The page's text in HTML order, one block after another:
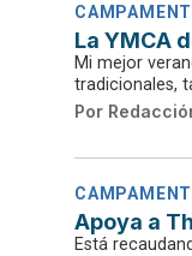
La YMCA
Mi mejor
tradicionales,
Por
Apoya a
Está